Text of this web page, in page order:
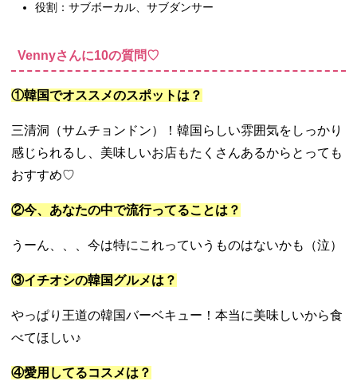
役割：サブボーカル、サブダンサー
Vennyさんに10の質問♡
①韓国でオススメのスポットは？
三清洞（サムチョンドン）！韓国らしい雰囲気をしっかり
感じられるし、美味しいお店もたくさんあるからとっても
おすすめ♡
②今、あなたの中で流行ってることは？
うーん、、、今は特にこれっていうものはないかも（泣）
③イチオシの韓国グルメは？
やっぱり王道の韓国バーベキュー！本当に美味しいから食
べてほしい♪
④愛用してるコスメは？